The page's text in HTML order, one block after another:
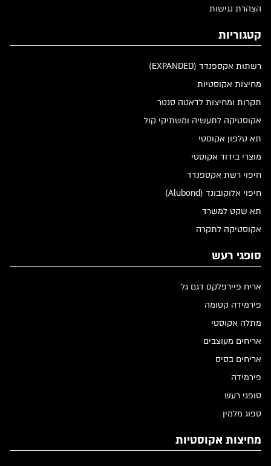
הצהרת נגישות
קטגוריות
רשתות אקספנדד (EXPANDED)
מחיצות אקוסטיות
תקרות ומחיצות לדאטה סנטר
אקוסטיקה לתעשיה ומשתיקי קול
תא טלפון אקוסטי
מוצרי בידוד אקוסטי
חיפוי רשת אקספנדד
חיפוי אלוקובונד (Alubond)
תא שקט למשרד
אקוסטיקה לתקרה
סופגי רעש
אריח פיירפלקס דגם גל
פירמידה קטומה
מתלה אקוסטי
אריחים מעוצבים
אריחים בסיס
פירמידה
סופגי רעש
ספוג מלמין
מחיצות אקוסטיות